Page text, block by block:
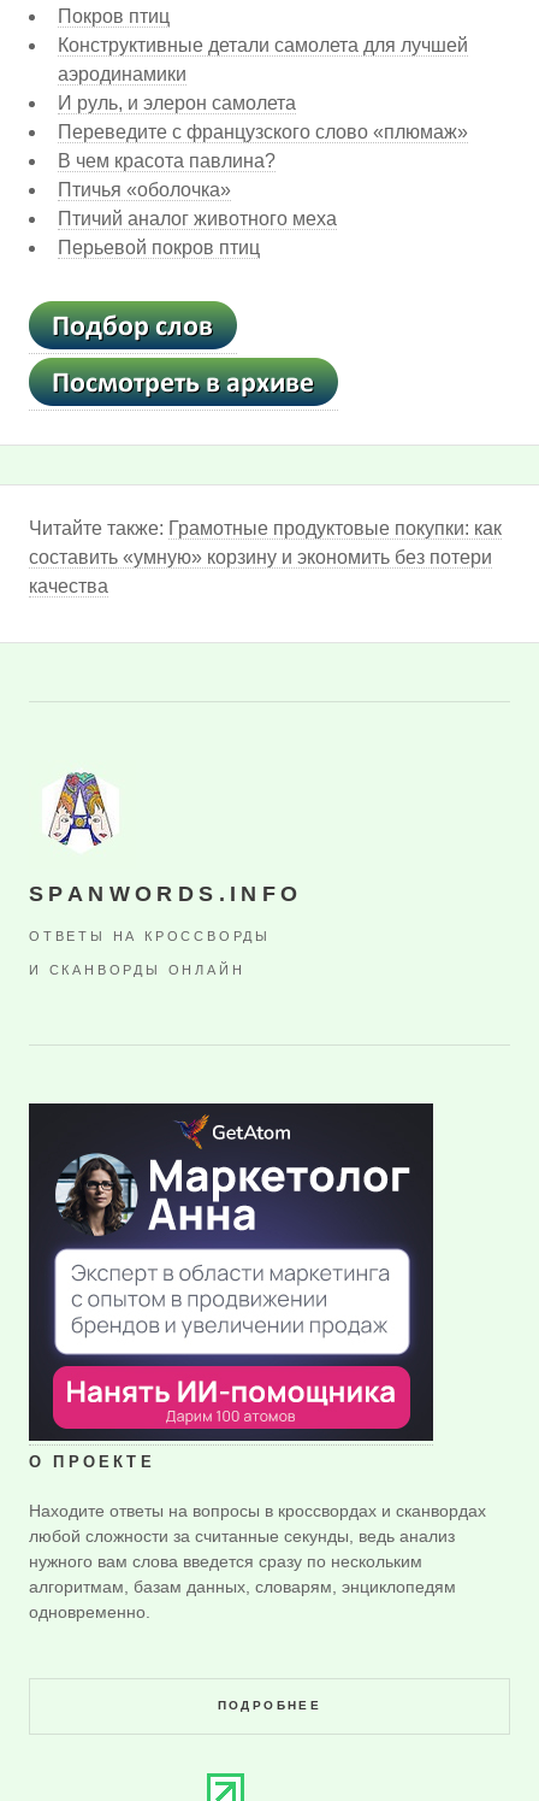
Покров птиц
Конструктивные детали самолета для лучшей
аэродинамики
И руль, и элерон самолета
Переведите с французского слово «плюмаж»
В чем красота павлина?
Птичья «оболочка»
Птичий аналог животного меха
Перьевой покров птиц
Читайте также: Грамотные продуктовые покупки: как
составить «умную» корзину и экономить без потери
качества
SPANWORDS.INFO
ОТВЕТЫ НА КРОССВОРДЫ
И СКАНВОРДЫ ОНЛАЙН
О ПРОЕКТЕ
Находите ответы на вопросы в кроссвордах и сканвордах
любой сложности за считанные секунды, ведь анализ
нужного вам слова введется сразу по нескольким
алгоритмам, базам данных, словарям, энциклопедям
одновременно.
ПОДРОБНЕЕ